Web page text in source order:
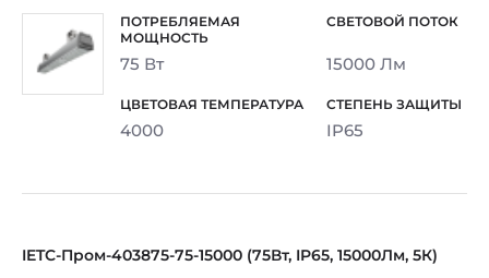
75 Вт 15000 Лм
4000 IP65
IETC-Пром-403875-75-15000 (75Вт, IP65, 15000Лм, 5К)